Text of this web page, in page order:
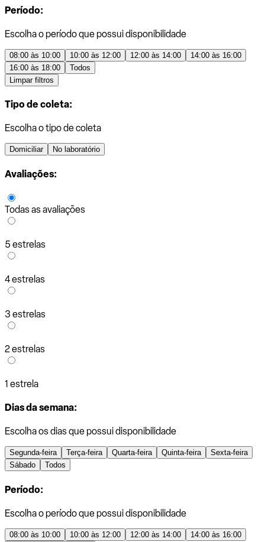
Período:
Escolha o período que possui disponibilidade
08:00 às 10:00 10:00 às 12:00 12:00 às 14:00
14:00 às 16:00
16:00 às 18:00
Todos
Limpar filtros
Tipo de coleta:
Escolha o tipo de coleta
Domiciliar No laboratório
Avaliações:
Todas as avaliações
5 estrelas
4 estrelas
3 estrelas
2 estrelas
1 estrela
Dias da semana:
Escolha os dias que possui disponibilidade
Segunda-feira Terça-feira Quarta-feira Quinta-feira
Sexta-feira
Sábado
Todos
Período:
Escolha o período que possui disponibilidade
08:00 às 10:00 10:00 às 12:00 12:00 às 14:00
14:00 às 16:00